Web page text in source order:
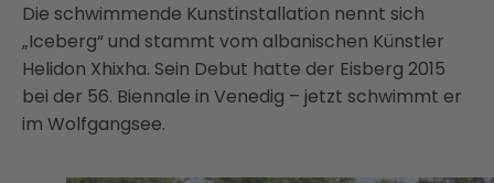
Die schwimmende Kunstinstallation nennt sich
„Iceberg“ und stammt vom albanischen Künstler
Helidon Xhixha. Sein Debut hatte der Eisberg 2015
bei der 56. Biennale in Venedig – jetzt schwimmt er
im Wolfgangsee.